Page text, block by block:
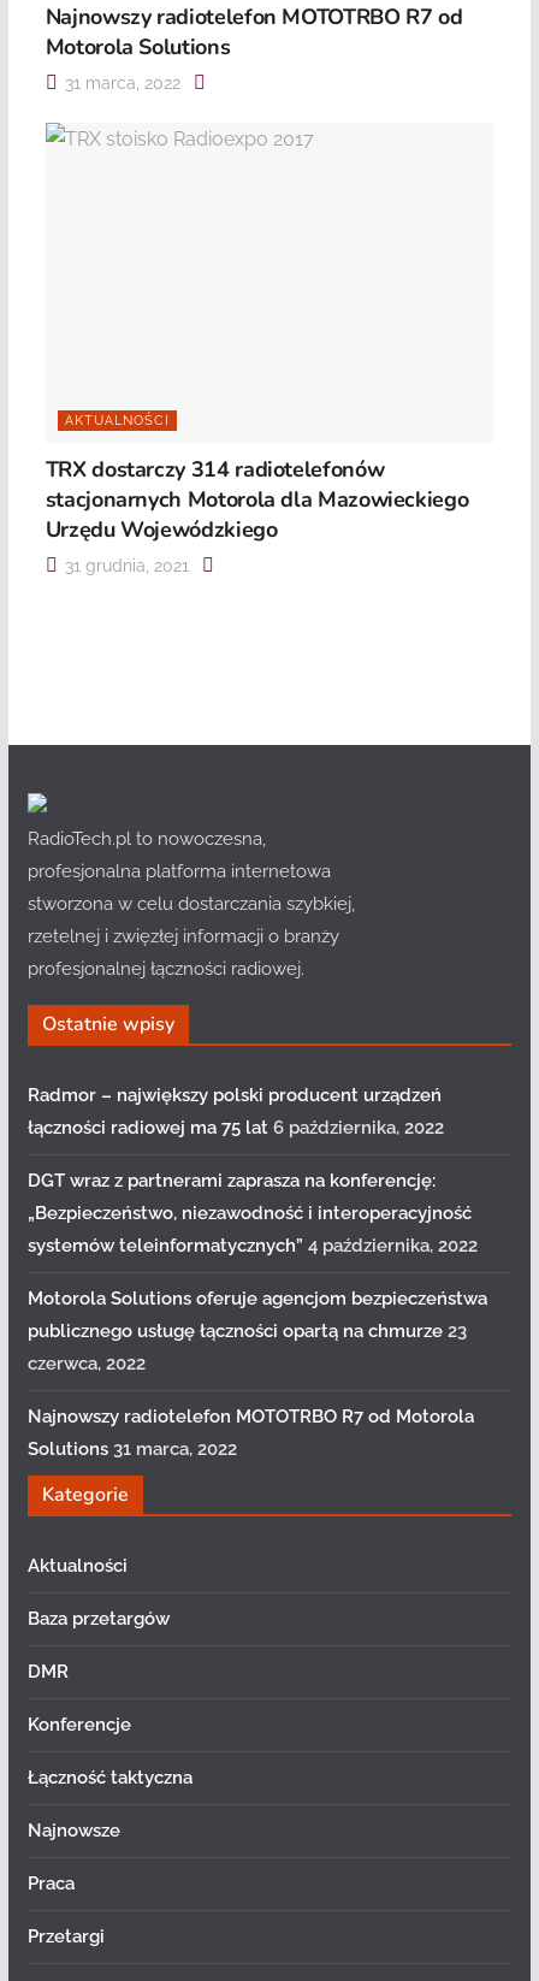
Najnowszy radiotelefon MOTOTRBO R7 od
Motorola Solutions
31 marca, 2022
AKTUALNOŚCI
TRX dostarczy 314 radiotelefonów
stacjonarnych Motorola dla Mazowieckiego
Urzędu Wojewódzkiego
31 grudnia, 2021
RadioTech.pl to nowoczesna,
profesjonalna platforma internetowa
stworzona w celu dostarczania szybkiej,
rzetelnej i zwięzłej informacji o branży
profesjonalnej łączności radiowej.
Ostatnie wpisy
Radmor – największy polski producent urządzeń
łączności radiowej ma 75 lat 6 października, 2022
DGT wraz z partnerami zaprasza na konferencję:
„Bezpieczeństwo, niezawodność i interoperacyjność
systemów teleinformatycznych” 4 października, 2022
Motorola Solutions oferuje agencjom bezpieczeństwa
publicznego usługę łączności opartą na chmurze 23
czerwca, 2022
Najnowszy radiotelefon MOTOTRBO R7 od Motorola
Solutions 31 marca, 2022
Kategorie
Aktualności
Baza przetargów
DMR
Konferencje
Łączność taktyczna
Najnowsze
Praca
Przetargi